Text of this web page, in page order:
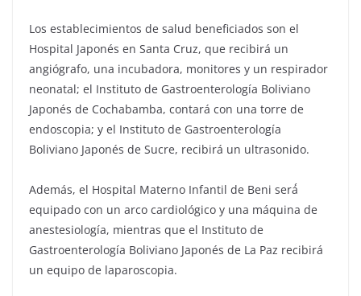
Los establecimientos de salud beneficiados son el
Hospital Japonés en Santa Cruz, que recibirá un
angiógrafo, una incubadora, monitores y un respirador
neonatal; el Instituto de Gastroenterología Boliviano
Japonés de Cochabamba, contará con una torre de
endoscopia; y el Instituto de Gastroenterología
Boliviano Japonés de Sucre, recibirá un ultrasonido.
Además, el Hospital Materno Infantil de Beni será́
equipado con un arco cardiológico y una máquina de
anestesiología, mientras que el Instituto de
Gastroenterología Boliviano Japonés de La Paz recibirá
un equipo de laparoscopia.